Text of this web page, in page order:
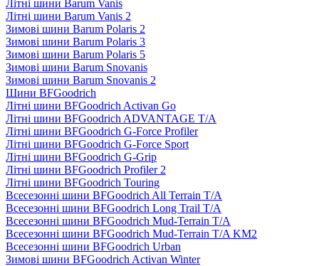
Літні шини Barum Vanis
Літні шини Barum Vanis 2
Зимові шини Barum Polaris 2
Зимові шини Barum Polaris 3
Зимові шини Barum Polaris 5
Зимові шини Barum Snovanis
Зимові шини Barum Snovanis 2
Шини BFGoodrich
Літні шини BFGoodrich Activan Go
Літні шини BFGoodrich ADVANTAGE T/A
Літні шини BFGoodrich G-Force Profiler
Літні шини BFGoodrich G-Force Sport
Літні шини BFGoodrich G-Grip
Літні шини BFGoodrich Profiler 2
Літні шини BFGoodrich Touring
Всесезонні шини BFGoodrich All Terrain T/A
Всесезонні шини BFGoodrich Long Trail T/A
Всесезонні шини BFGoodrich Mud-Terrain T/A
Всесезонні шини BFGoodrich Mud-Terrain T/A KM2
Всесезонні шини BFGoodrich Urban
Зимові шини BFGoodrich Activan Winter